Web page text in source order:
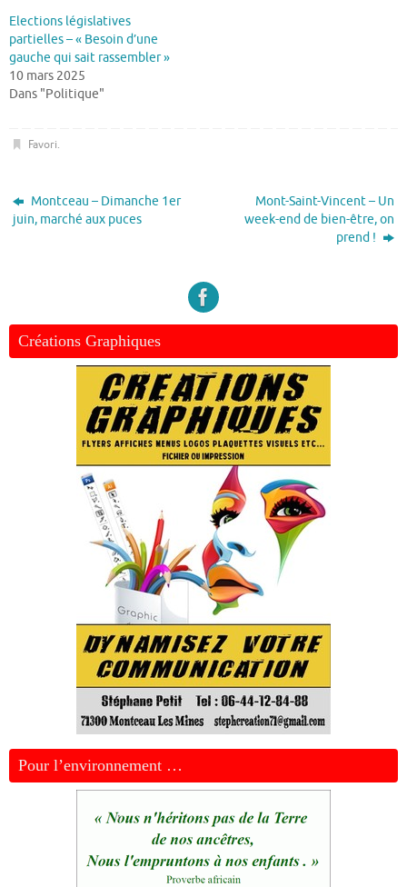
Elections législatives
partielles – « Besoin d’une
gauche qui sait rassembler »
10 mars 2025
Dans "Politique"
Favori.
Montceau – Dimanche 1er
juin, marché aux puces
Mont-Saint-Vincent – Un
week-end de bien-être, on
prend !
Créations Graphiques
Pour l’environnement …